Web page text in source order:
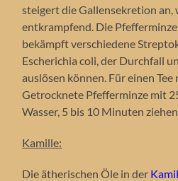
steigert die Gallensekretion
entkrampfend. Die
bekämpft verschiedene
Escherichia coli, der Durchfall
auslösen können. Für einen Tee
Getrocknete Pfefferminze mit
Wasser, 5 bis 10 Minuten ziehen
Kamille:
Die ätherischen Öle in der